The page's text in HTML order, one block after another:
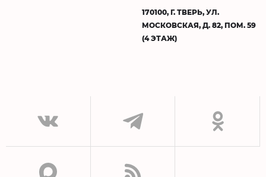
170100, Г. ТВЕРЬ, УЛ.
МОСКОВСКАЯ, Д. 82, ПОМ. 59
(4 ЭТАЖ)